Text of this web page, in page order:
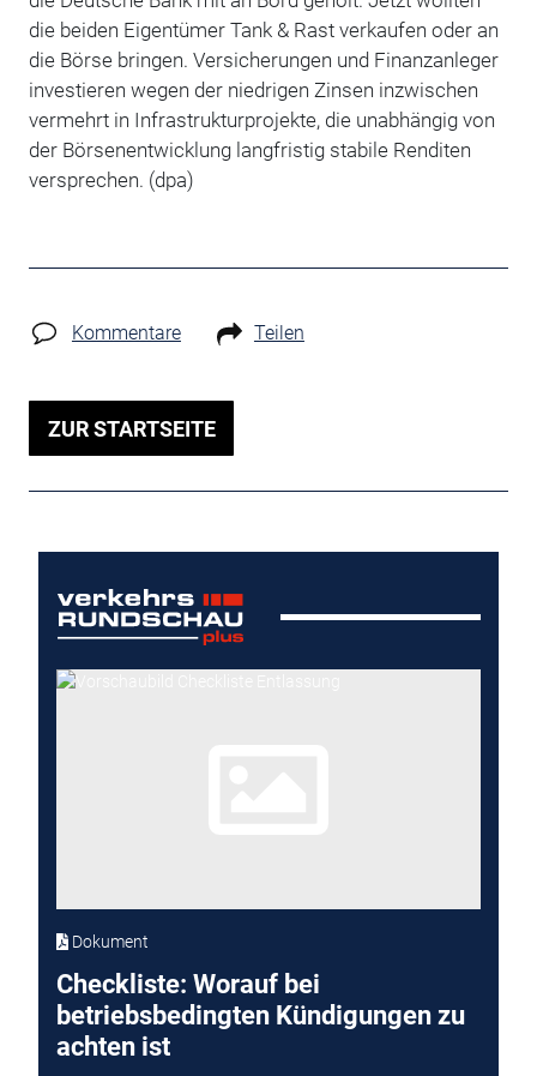
die beiden Eigentümer Tank & Rast verkaufen oder an
die Börse bringen. Versicherungen und Finanzanleger
investieren wegen der niedrigen Zinsen inzwischen
vermehrt in Infrastrukturprojekte, die unabhängig von
der Börsenentwicklung langfristig stabile Renditen
versprechen. (dpa)
Kommentare Teilen
ZUR STARTSEITE
Dokument
Checkliste: Worauf bei
betriebsbedingten Kündigungen zu
achten ist